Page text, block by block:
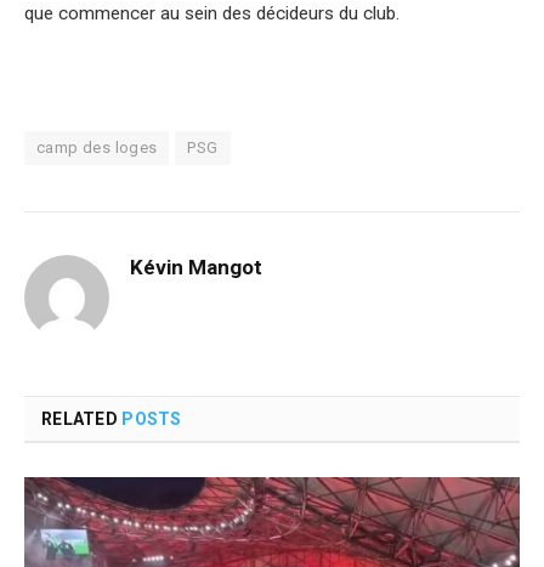
que commencer au sein des décideurs du club.
camp des loges PSG
Kévin Mangot
RELATED POSTS